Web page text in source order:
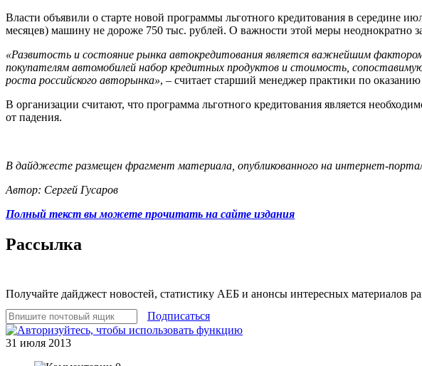
Власти объявили о старте новой программы льготного кредитования в середине
месяцев) машину не дороже 750 тыс. рублей. О важности этой меры неоднократно
«Развитость и состояние рынка автокредитования является важнейшим
покупателям автомобилей набор кредитных продуктов и стоимость,
роста российского авторынка», – считает старший менеджер практики по
В организации считают, что программа льготного кредитования является
от падения.
В дайджесте размещен фрагмент материала, опубликованного на интернет-
Автор: Сергей Гусаров
Полный текст вы можете прочитать на сайте издания
Рассылка
Получайте дайджест новостей, статистику АЕБ и анонсы интересных материалов
Подписаться
31 июля 2013